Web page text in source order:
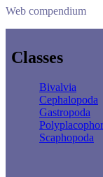
Web compendium
Classes
Bivalvia
Cephalopoda
Gastropoda
Scaphopoda